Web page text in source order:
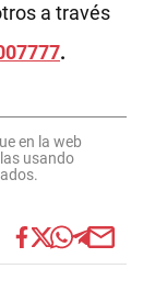
a través
.
en la web
usando